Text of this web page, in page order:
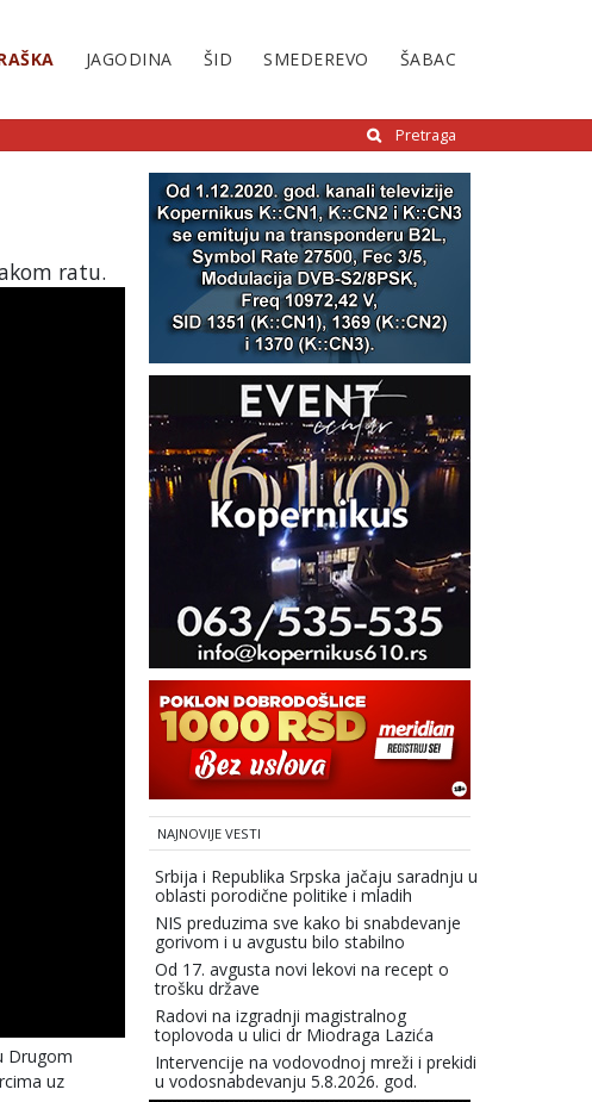
JAGODINA ŠID SMEDEREVO ŠABAC
Pretraga
ratu.
Drugom
uz
NAJNOVIJE VESTI
Srbija i Republika Srpska jačaju saradnju u
oblasti porodične politike i mladih
NIS preduzima sve kako bi snabdevanje
gorivom i u avgustu bilo stabilno
Od 17. avgusta novi lekovi na recept o
trošku države
Radovi na izgradnji magistralnog
toplovoda u ulici dr Miodraga Lazića
Intervencije na vodovodnoj mreži i prekidi
u vodosnabdevanju 5.8.2026. god.